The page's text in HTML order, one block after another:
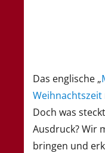
Das englische „
Weihnachtszeit
Doch was
Ausdruck? Wir
bringen und